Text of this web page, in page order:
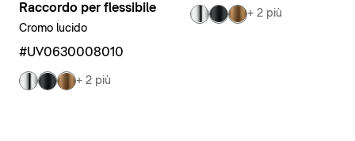
Raccordo per flessibile
Cromo lucido
#UV0630008010
+ 2 più
+ 2 più